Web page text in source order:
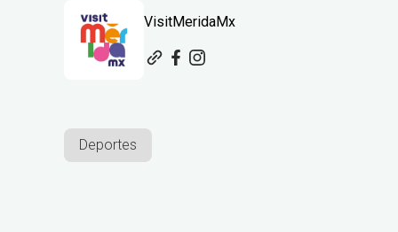
VisitMeridaMx
Deportes